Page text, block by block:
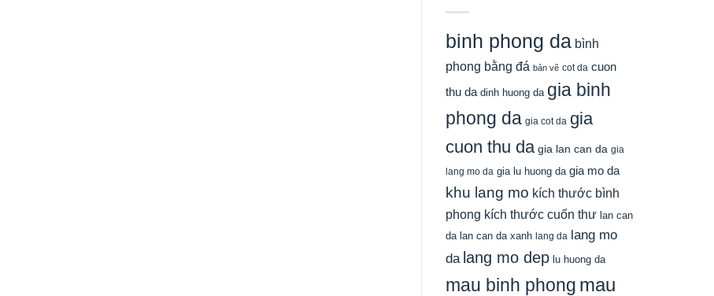
binh phong da bình
phong bằng đá bản vẽ cot da cuon
thu da dinh huong da gia binh
phong da gia cot da gia
cuon thu da gia lan can da gia
lang mo da gia lu huong da gia mo da
khu lang mo kích thước bình
phong kích thước cuốn thư lan can
da lan can da xanh lang da lang mo
da lang mo dep lu huong da
mau binh phong mau